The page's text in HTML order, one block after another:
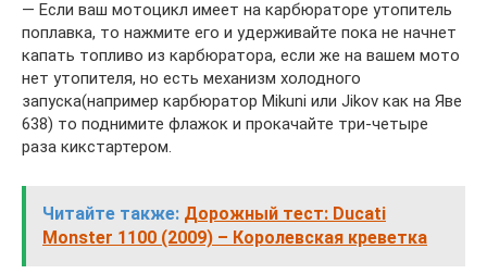
— Если ваш мотоцикл имеет на карбюраторе утопитель
поплавка, то нажмите его и удерживайте пока не начнет
капать топливо из карбюратора, если же на вашем мото
нет утопителя, но есть механизм холодного
запуска(например карбюратор Mikuni или Jikov как на Яве
638) то поднимите флажок и прокачайте три-четыре
раза кикстартером.
Читайте также: Дорожный тест: Ducati
Monster 1100 (2009) – Королевская креветка